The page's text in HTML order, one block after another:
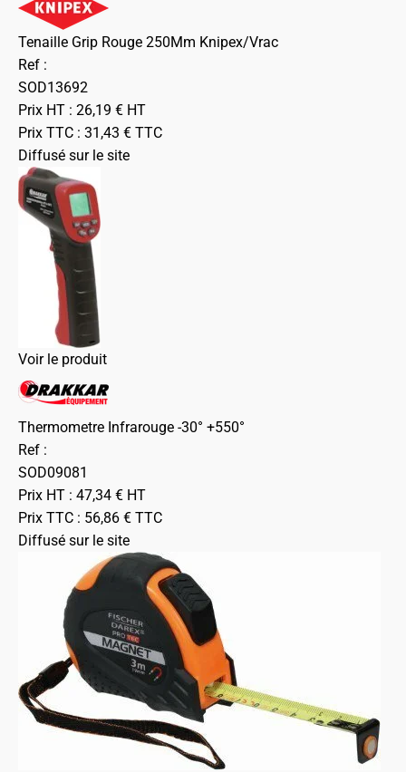
Tenaille Grip Rouge 250Mm Knipex/Vrac
Ref :
SOD13692
Prix HT : 26,19 € HT
Prix TTC : 31,43 € TTC
Diffusé sur le site
Voir le produit
Thermometre Infrarouge -30° +550°
Ref :
SOD09081
Prix HT : 47,34 € HT
Prix TTC : 56,86 € TTC
Diffusé sur le site